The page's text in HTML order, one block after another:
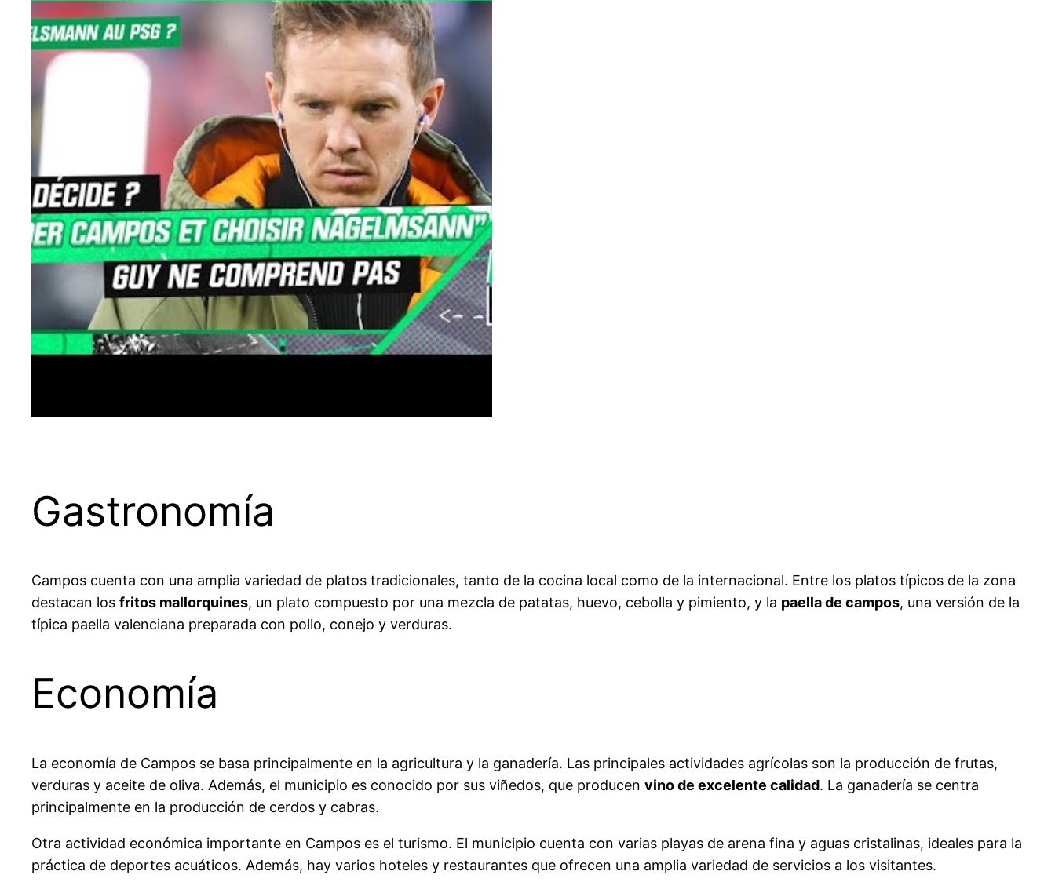
Gastronomía
Campos cuenta con una amplia variedad de platos tradicionales, tanto de la cocina local como de la internacional. Entre los platos típicos de la zona
destacan los fritos mallorquines, un plato compuesto por una mezcla de patatas, huevo, cebolla y pimiento, y la paella de campos, una versión de la
típica paella valenciana preparada con pollo, conejo y verduras.
Economía
La economía de Campos se basa principalmente en la agricultura y la ganadería. Las principales actividades agrícolas son la producción de frutas,
verduras y aceite de oliva. Además, el municipio es conocido por sus viñedos, que producen vino de excelente calidad. La ganadería se centra
principalmente en la producción de cerdos y cabras.
Otra actividad económica importante en Campos es el turismo. El municipio cuenta con varias playas de arena fina y aguas cristalinas, ideales para la
práctica de deportes acuáticos. Además, hay varios hoteles y restaurantes que ofrecen una amplia variedad de servicios a los visitantes.